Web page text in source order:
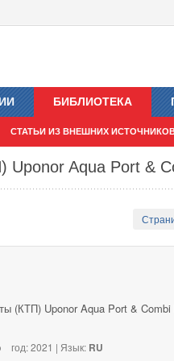
БИБЛИОТЕКА
СТАТЬИ ИЗ ВНЕШНИХ
Uponor Aqua Port &
(КТП) Uponor Aqua Port &
год: 2021 | Язык: RU